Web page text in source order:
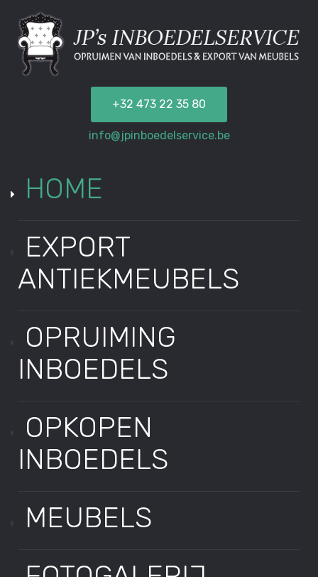
+32 473 22 35 80
info@jpinboedelservice.be
HOME
EXPORT
ANTIEKMEUBELS
OPRUIMING
INBOEDELS
OPKOPEN
INBOEDELS
MEUBELS